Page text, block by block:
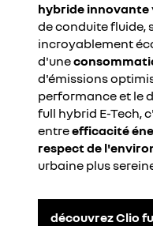
hybride innovante
de conduite fluide,
incroyablement
d'une
d'émissions
performance et le
full hybrid E-Tech,
entreefficacité
respect de
urbaine plus
découvrez Clio